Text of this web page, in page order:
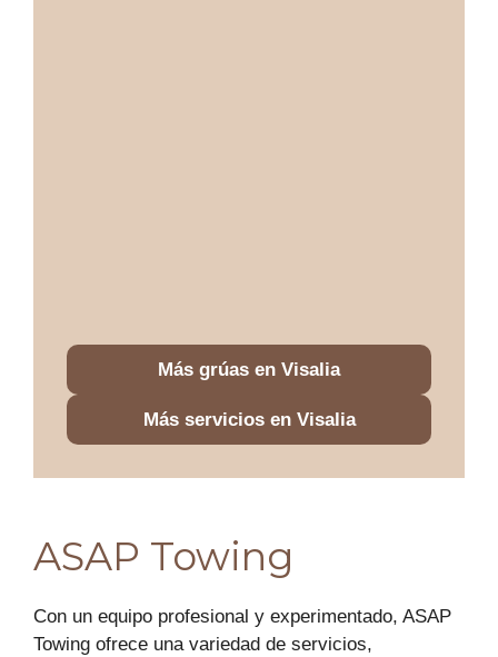
Más grúas en Visalia
Más servicios en Visalia
ASAP Towing
Con un equipo profesional y experimentado, ASAP
Towing ofrece una variedad de servicios,